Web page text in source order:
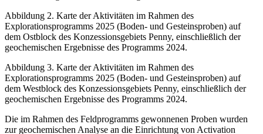
Abbildung 2. Karte der Aktivitäten im Rahmen des
Explorationsprogramms 2025 (Boden- und Gesteinsproben) auf
dem Ostblock des Konzessionsgebiets Penny, einschließlich der
geochemischen Ergebnisse des Programms 2024.
Abbildung 3. Karte der Aktivitäten im Rahmen des
Explorationsprogramms 2025 (Boden- und Gesteinsproben) auf
dem Westblock des Konzessionsgebiets Penny, einschließlich der
geochemischen Ergebnisse des Programms 2024.
Die im Rahmen des Feldprogramms gewonnenen Proben wurden
zur geochemischen Analyse an die Einrichtung von Activation